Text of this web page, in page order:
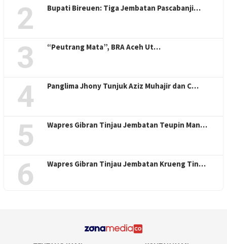
2 Bupati Bireuen: Tiga Jembatan Pascabanji…
3 “Peutrang Mata”, BRA Aceh Ut…
4 Panglima Jhony Tunjuk Aziz Muhajir dan C…
5 Wapres Gibran Tinjau Jembatan Teupin Man…
6 Wapres Gibran Tinjau Jembatan Krueng Tin…